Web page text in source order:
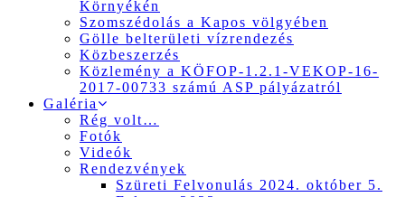
Környékén
Szomszédolás a Kapos völgyében
Gölle belterületi vízrendezés
Közbeszerzés
Közlemény a KÖFOP-1.2.1-VEKOP-16-
2017-00733 számú ASP pályázatról
Galéria
Rég volt…
Fotók
Videók
Rendezvények
Szüreti Felvonulás 2024. október 5.